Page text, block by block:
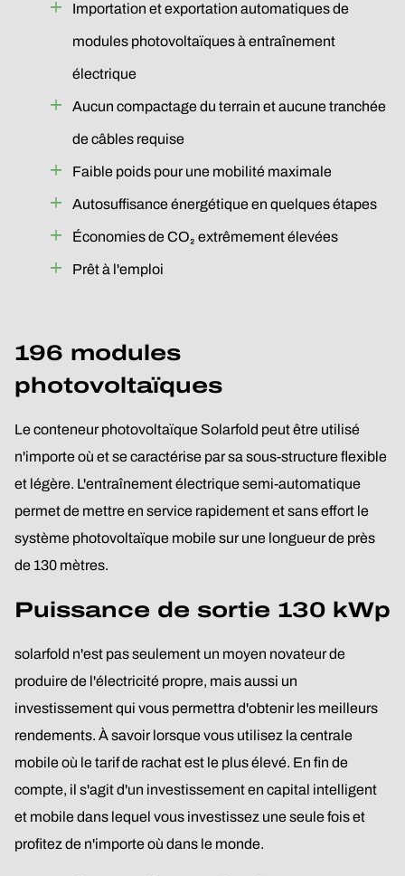
Importation et exportation automatiques de
modules photovoltaïques à entraînement
électrique
Aucun compactage du terrain et aucune tranchée
de câbles requise
Faible poids pour une mobilité maximale
Autosuffisance énergétique en quelques étapes
Économies de CO₂ extrêmement élevées
Prêt à l'emploi
196 modules
photovoltaïques
Le conteneur photovoltaïque Solarfold peut être utilisé
n'importe où et se caractérise par sa sous-structure flexible
et légère. L'entraînement électrique semi-automatique
permet de mettre en service rapidement et sans effort le
système photovoltaïque mobile sur une longueur de près
de 130 mètres.
Puissance de sortie 130 kWp
solarfold n'est pas seulement un moyen novateur de
produire de l'électricité propre, mais aussi un
investissement qui vous permettra d'obtenir les meilleurs
rendements. À savoir lorsque vous utilisez la centrale
mobile où le tarif de rachat est le plus élevé. En fin de
compte, il s'agit d'un investissement en capital intelligent
et mobile dans lequel vous investissez une seule fois et
profitez de n'importe où dans le monde.